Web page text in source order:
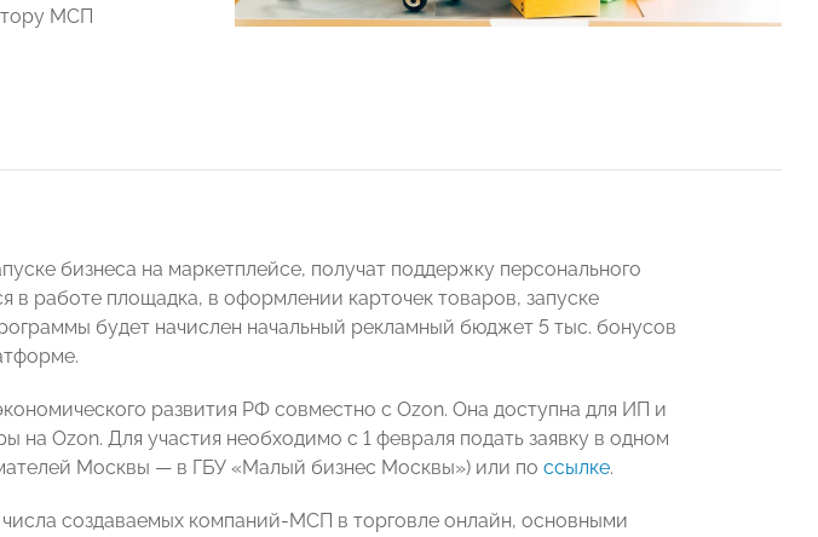
МСП
бизнеса на маркетплейсе, получат поддержку персонального
работе площадка, в оформлении карточек товаров, запуске
будет начислен начальный рекламный бюджет 5 тыс. бонусов
развития РФ совместно с Ozon. Она доступна для ИП и
на Ozon. Для участия необходимо с 1 февраля подать заявку в одном
Москвы — в ГБУ «Малый бизнес Москвы») или по ссылке.
создаваемых компаний-МСП в торговле онлайн, основными